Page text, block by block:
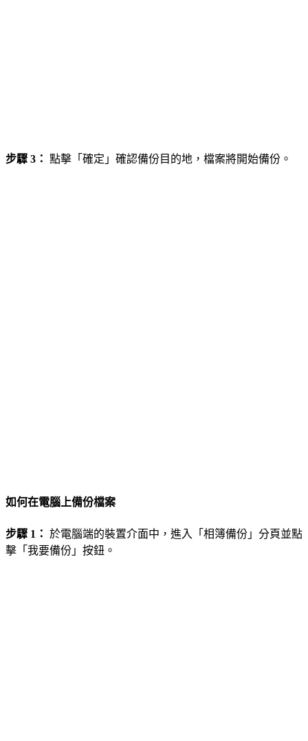
步驟 3： 點擊「確定」確認備份目的地，檔案將開始備份。
如何在電腦上備份檔案
步驟 1： 於電腦端的裝置介面中，進入「相簿備份」分頁並點
擊「我要備份」按鈕。